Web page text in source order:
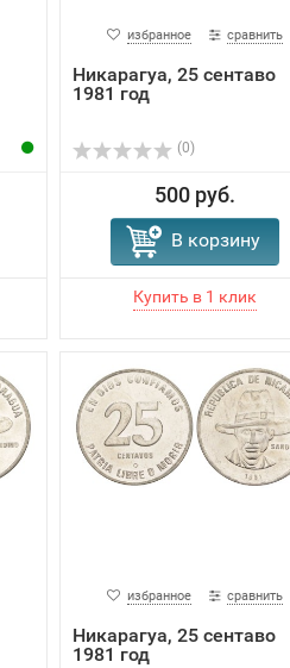
избранное сравнить
Никарагуа, 25 сентаво
1981 год
(0)
500 руб.
В корзину
избранное сравнить
Никарагуа, 25 сентаво
1981 год